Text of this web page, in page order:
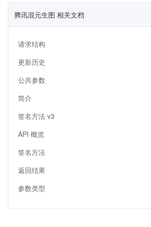
腾讯混元生图 相关文档
请求结构
更新历史
公共参数
简介
签名方法 v3
API 概览
签名方法
返回结果
参数类型